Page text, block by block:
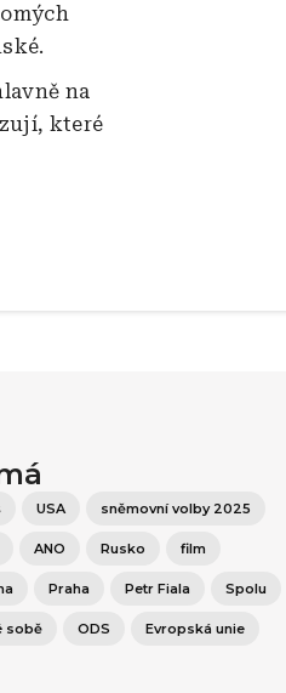
na
které
USA sněmovní volby 2025
ANO Rusko film
Praha Petr Fiala Spolu
sobě ODS Evropská unie